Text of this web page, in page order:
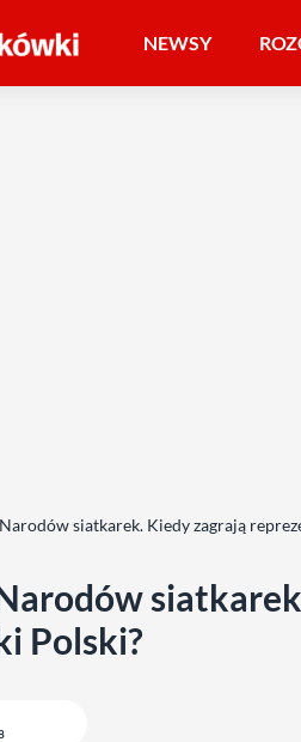
NEWSY
siatkarek. Kiedy zagrają
Polski?